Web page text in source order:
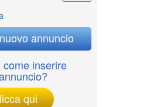
annuncio
come inserire
qui